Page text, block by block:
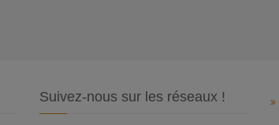
Suivez-nous sur les réseaux !